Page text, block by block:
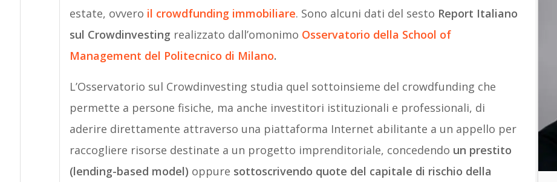
estate, ovvero il crowdfunding immobiliare. Sono alcuni dati del sesto Report Italiano
sul Crowdinvesting realizzato dall’omonimo Osservatorio della School of
Management del Politecnico di Milano.
L’Osservatorio sul Crowdinvesting studia quel sottoinsieme del crowdfunding che
permette a persone fisiche, ma anche investitori istituzionali e professionali, di
aderire direttamente attraverso una piattaforma Internet abilitante a un appello per
raccogliere risorse destinate a un progetto imprenditoriale, concedendo un prestito
(lending-based model) oppure sottoscrivendo quote del capitale di rischio della